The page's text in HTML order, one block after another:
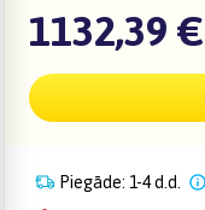
1132,39 €
Piegāde: 1-4 d.d.